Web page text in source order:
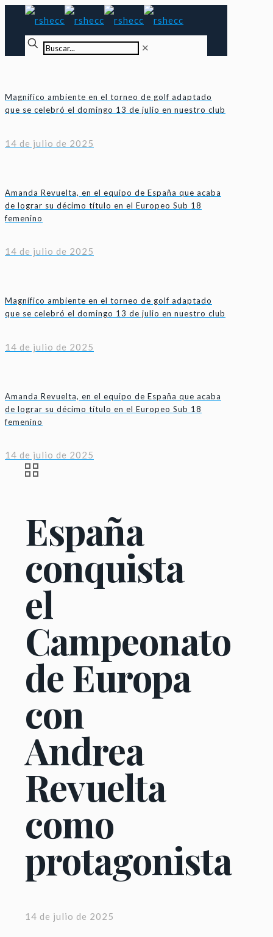
✕
Magnífico ambiente en el torneo de golf adaptado
que se celebró el domingo 13 de julio en nuestro club
14 de julio de 2025
Amanda Revuelta, en el equipo de España que acaba
de lograr su décimo título en el Europeo Sub 18
femenino
14 de julio de 2025
Magnífico ambiente en el torneo de golf adaptado
que se celebró el domingo 13 de julio en nuestro club
14 de julio de 2025
Amanda Revuelta, en el equipo de España que acaba
de lograr su décimo título en el Europeo Sub 18
femenino
14 de julio de 2025
España
conquista
el
Campeonato
de Europa
con
Andrea
Revuelta
como
protagonista
14 de julio de 2025